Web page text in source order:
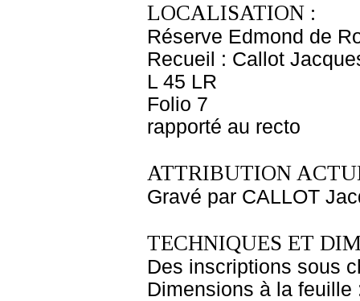
LOCALISATION :
Réserve Edmond de
Recueil : Callot
L 45 LR
Folio 7
rapporté au recto
ATTRIBUTION
Gravé par CALLOT
TECHNIQUES ET
Des inscriptions sous
Dimensions à la